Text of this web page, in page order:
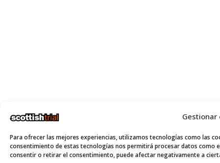
Para ofrecer las mejores experiencias, utilizamos tecnologías como las
consentimiento de estas tecnologías nos permitirá procesar datos como
consentir o retirar el consentimiento, puede afectar negativamente a